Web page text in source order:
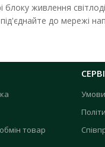
IP20 відкритий
(9684) призначений
блоку живлення
під'єднайте до
товар